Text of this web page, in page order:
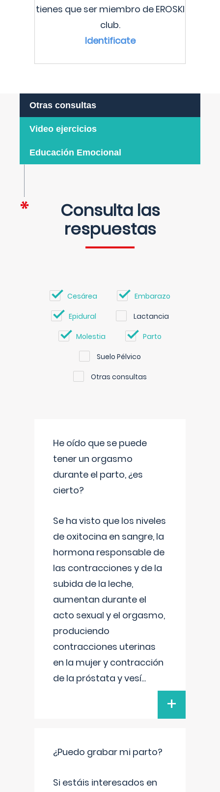
tienes que ser miembro de EROSKI
club.
Identificate
Otras consultas
Video ejercicios
Educación Emocional
Consulta las
respuestas
Cesárea Embarazo
Epidural Lactancia
Molestia Parto
Suelo Pélvico
Otras consultas
He oído que se puede
tener un orgasmo
durante el parto, ¿es
cierto?
Se ha visto que los niveles
de oxitocina en sangre, la
hormona responsable de
las contracciones y de la
subida de la leche,
aumentan durante el
acto sexual y el orgasmo,
produciendo
contracciones uterinas
en la mujer y contracción
de la próstata y vesí...
+
¿Puedo grabar mi parto?
Si estáis interesados en